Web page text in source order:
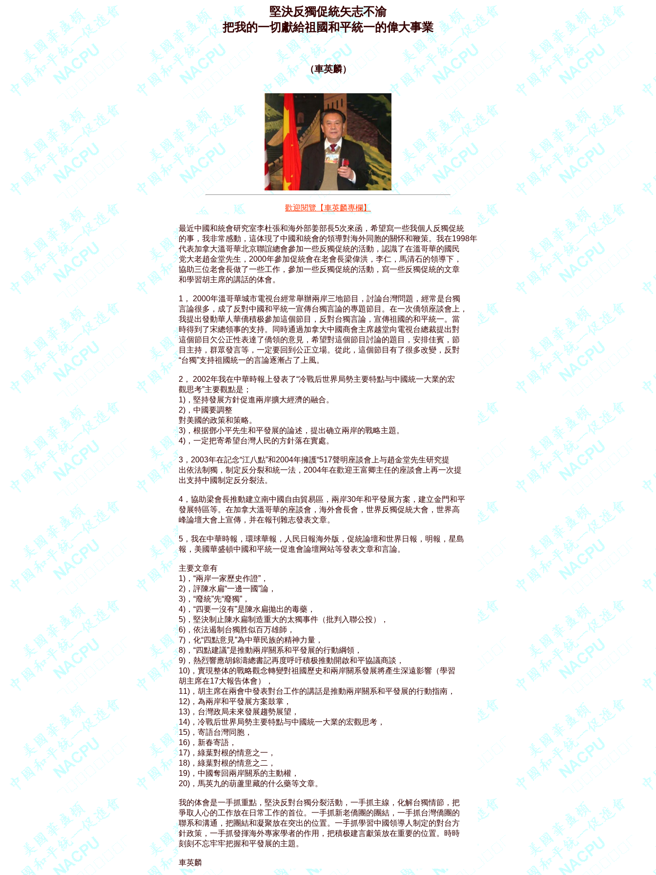
堅決反獨促統矢志不渝
把我的一切獻給祖國和平統一的偉大事業
（車英麟）
歡迎閱覽【車英麟專欄】
最近中國和統會研究室李杜張和海外部姜部長5次來函，希望寫一些我個人反獨促統
的事，我非常感動，這体現了中國和統會的領導對海外同胞的關怀和鞭策。我在1998年
代表加拿大溫哥華北京聯誼總會參加一些反獨促統的活動，認識了在溫哥華的國民
党大老趙金堂先生，2000年參加促統會在老會長梁偉洪，李仁，馬清石的領導下，
協助三位老會長做了一些工作，參加一些反獨促統的活動，寫一些反獨促統的文章
和學習胡主席的講話的体會。
1， 2000年溫哥華城市電視台經常舉辦兩岸三地節目，討論台灣問題，經常是台獨
言論很多，成了反對中國和平統一宣傳台獨言論的專題節目。在一次僑領座談會上，
我提出發動華人華僑積极參加這個節目，反對台獨言論，宣傳祖國的和平統一。當
時得到了宋總領事的支持。同時通過加拿大中國商會主席越堂向電視台總裁提出對
這個節目欠公正性表達了僑領的意見，希望對這個節目討論的題目，安排佳賓，節
目主持，群眾發言等，一定要回到公正立場。從此，這個節目有了很多改變，反對
“台獨”支持祖國統一的言論逐漸占了上風。
2， 2002年我在中華時報上發表了“冷戰后世界局勢主要特點与中國統一大業的宏
觀思考”主要觀點是；
1)，堅持發展方針促進兩岸擴大經濟的融合。
2)，中國要調整
對美國的政策和策略。
3)，根据鄧小平先生和平發展的論述，提出确立兩岸的戰略主題。
4)，一定把寄希望台灣人民的方針落在實處。
3，2003年在記念“江八點”和2004年擁護“517聲明座談會上与趙金堂先生研究提
出依法制獨，制定反分裂和統一法，2004年在歡迎王富卿主任的座談會上再一次提
出支持中國制定反分裂法。
4，協助梁會長推動建立南中國自由貿易區，兩岸30年和平發展方案，建立金門和平
發展特區等。在加拿大溫哥華的座談會，海外會長會，世界反獨促統大會，世界高
峰論壇大會上宣傳，并在報刊雜志發表文章。
5，我在中華時報，環球華報，人民日報海外版，促統論壇和世界日報，明報，星島
報，美國華盛頓中國和平統一促進會論壇网站等發表文章和言論。
主要文章有
1)，“兩岸一家歷史作證”，
2)，評陳水扁“一邊一國”論，
3)，“廢統”先“廢獨”，
4)，“四要一沒有”是陳水扁拋出的毒藥，
5)，堅決制止陳水扁制造重大的太獨事件（批判入聯公投），
6)，依法遏制台獨胜似百万雄師，
7)，化“四點意見”為中華民族的精神力量，
8)，“四點建議”是推動兩岸關系和平發展的行動綱領，
9)，熱烈響應胡錦濤總書記再度呼吁積极推動開啟和平協議商談，
10)，實現整体的戰略觀念轉變對祖國歷史和兩岸關系發展將產生深遠影響（學習
胡主席在17大報告体會），
11)，胡主席在兩會中發表對台工作的講話是推動兩岸關系和平發展的行動指南，
12)，為兩岸和平發展方案鼓掌，
13)，台灣政局未來發展趨勢展望，
14)，冷戰后世界局勢主要特點与中國統一大業的宏觀思考，
15)，寄語台灣同胞，
16)，新春寄語，
17)，綠葉對根的情意之一，
18)，綠葉對根的情意之二，
19)，中國奪回兩岸關系的主動權，
20)，馬英九的葫蘆里藏的什么藥等文章。
我的体會是一手抓重點，堅決反對台獨分裂活動，一手抓主線，化解台獨情節，把
爭取人心的工作放在日常工作的首位。一手抓新老僑團的團結，一手抓台灣僑團的
聯系和溝通，把團結和凝聚放在突出的位置。一手抓學習中國領導人制定的對台方
針政策，一手抓發揮海外專家學者的作用，把積极建言獻策放在重要的位置。時時
刻刻不忘牢牢把握和平發展的主題。